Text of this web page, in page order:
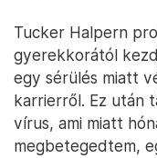
Tucker Halpern
gyerekkorától
egy sérülés miatt
karrierről. Ez után
vírus, ami miatt
megbetegedtem,